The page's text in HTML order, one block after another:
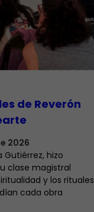
de Reverón
2026
Gutiérrez, hizo
clase magistral
y los rituales
cada obra